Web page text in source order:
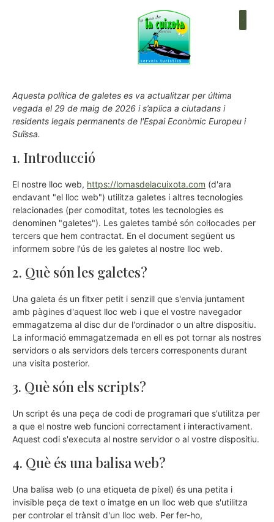
Aquesta política de galetes es va actualitzar per última
vegada el 29 de maig de 2026 i s’aplica a ciutadans i
residents legals permanents de l'Espai Econòmic Europeu i
Suïssa.
1. Introducció
El nostre lloc web, https://lomasdelacuixota.com (d'ara
endavant "el lloc web") utilitza galetes i altres tecnologies
relacionades (per comoditat, totes les tecnologies es
denominen "galetes"). Les galetes també són col·locades per
tercers que hem contractat. En el document següent us
informem sobre l'ús de les galetes al nostre lloc web.
2. Què són les galetes?
Una galeta és un fitxer petit i senzill que s'envia juntament
amb pàgines d'aquest lloc web i que el vostre navegador
emmagatzema al disc dur de l'ordinador o un altre dispositiu.
La informació emmagatzemada en ell es pot tornar als nostres
servidors o als servidors dels tercers corresponents durant
una visita posterior.
3. Què són els scripts?
Un script és una peça de codi de programari que s'utilitza per
a que el nostre web funcioni correctament i interactivament.
Aquest codi s'executa al nostre servidor o al vostre dispositiu.
4. Què és una balisa web?
Una balisa web (o una etiqueta de píxel) és una petita i
invisible peça de text o imatge en un lloc web que s'utilitza
per controlar el trànsit d'un lloc web. Per fer-ho,